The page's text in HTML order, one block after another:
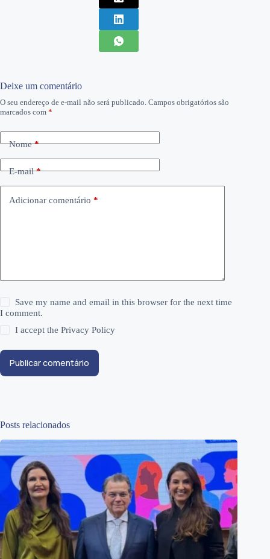
Deixe um comentário
O seu endereço de e-mail não será publicado. Campos obrigatórios são
marcados com *
Nome*
E-mail*
Adicionar comentário *
Save my name and email in this browser for the next time
I comment.
I accept thePrivacy Policy
Publicar comentário
Posts relacionados